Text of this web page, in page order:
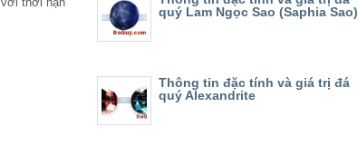
quý Lam Ngọc Sao (Saphia Sao)
Thông tin đặc tính và giá trị đá
quý Alexandrite